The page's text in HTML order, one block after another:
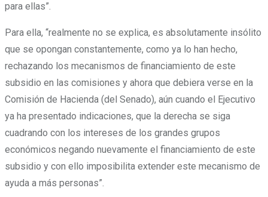
para ellas”.
Para ella, “realmente no se explica, es absolutamente insólito
que se opongan constantemente, como ya lo han hecho,
rechazando los mecanismos de financiamiento de este
subsidio en las comisiones y ahora que debiera verse en la
Comisión de Hacienda (del Senado), aún cuando el Ejecutivo
ya ha presentado indicaciones, que la derecha se siga
cuadrando con los intereses de los grandes grupos
económicos negando nuevamente el financiamiento de este
subsidio y con ello imposibilita extender este mecanismo de
ayuda a más personas”.